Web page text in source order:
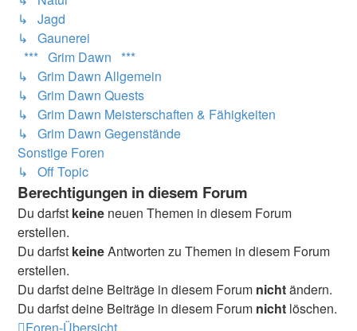
↳ Jagd
↳ Gaunerei
*** Grim Dawn ***
↳ Grim Dawn Allgemein
↳ Grim Dawn Quests
↳ Grim Dawn Meisterschaften & Fähigkeiten
↳ Grim Dawn Gegenstände
Sonstige Foren
↳ Off Topic
Berechtigungen in diesem Forum
Du darfst keine neuen Themen in diesem Forum
erstellen.
Du darfst keineAntworten zu Themen in diesem Forum
erstellen.
Du darfst deine Beiträge in diesem Forum nichtändern.
Du darfst deine Beiträge in diesem Forum nicht löschen.